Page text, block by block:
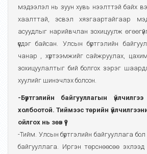
мэдээлэл нь зуун хувь нээлттэй байх
хаалттай, эсвэл хязгаартайгаар
асуудлыг нарийвчлан зохицуулж
үүсдэг байсан. Улсын бүртгэлийн
чанар , хүртээмжийг сайжруулах, цахим
зохицуулалтыг бий болгох зэрэг
хуулийг шинэчлэх болсон.
-Бүртгэлийн байгууллагын
холбоотой. Тиймээс төрийн
ойлгох нь зөв үү?
-Тийм. Улсын бүртгэлийн байгууллага бол
байгууллага. Иргэн төрснөөсөө эхлээд